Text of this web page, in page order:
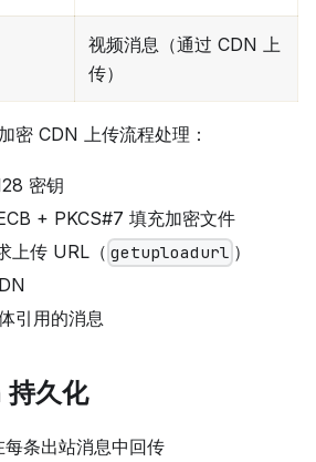
视频消息（通过 CDN 上
传）
密 CDN 上传流程处理：
密钥
+ PKCS#7 填充加密文件
上传 URL（ getuploadurl ）
引用的消息
持久化
条出站消息中回传